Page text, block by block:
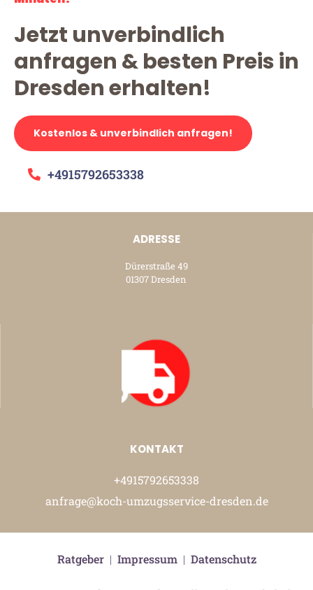
Jetzt unverbindlich
anfragen & besten Preis in
Dresden erhalten!
Kostenlos & unverbindlich anfragen!
+4915792653338
ADRESSE
Dürerstraße 49
01307 Dresden
KONTAKT
+4915792653338
anfrage@koch-umzugsservice-dresden.de
Ratgeber| Impressum| Datenschutz